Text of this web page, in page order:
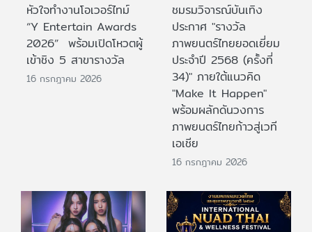
หัวใจทำงานโอเวอร์ไทม์
“Y Entertain Awards
2026” พร้อมเปิดโหวตผู้
เข้าชิง 5 สาขารางวัล
16 กรกฎาคม 2026
ชมรมวิจารณ์บันเทิง
ประกาศ "รางวัล
ภาพยนตร์ไทยยอดเยี่ยม
ประจําปี 2568 (ครั้งที่
34)" ภายใต้แนวคิด
"Make It Happen"
พร้อมผลักดันวงการ
ภาพยนตร์ไทยก้าวสู่เวที
เอเชีย
16 กรกฎาคม 2026